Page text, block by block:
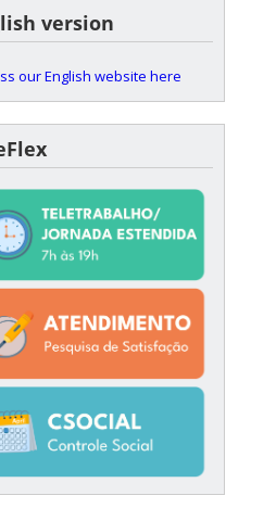
version
our English website here